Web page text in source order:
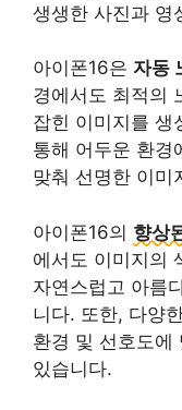
생생한 사진과 영
아이폰16은 자동
경에서도 최적의
잡힌 이미지를 생
통해 어두운 환경
맞춰 선명한 이미
아이폰16의 향상
에서도 이미지의
자연스럽고 아름
니다. 또한, 다양
환경 및 선호도에
있습니다.